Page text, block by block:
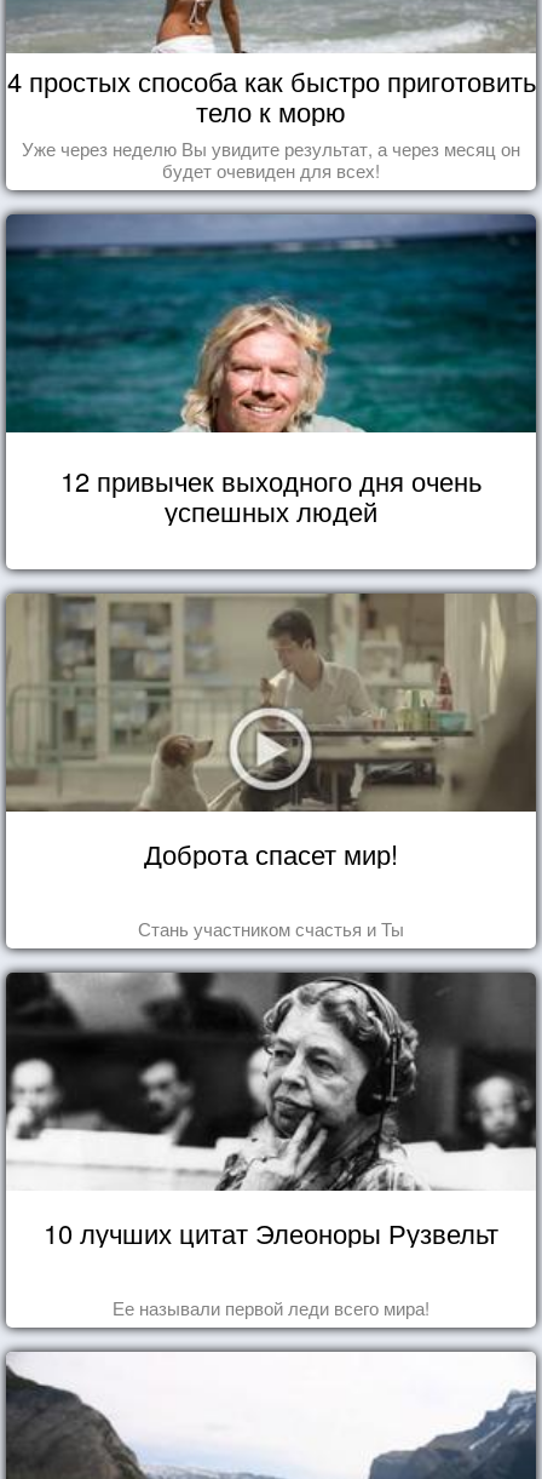
4 простых способа как быстро приготовить
тело к морю
Уже через неделю Вы увидите результат, а через месяц он
будет очевиден для всех!
12 привычек выходного дня очень
успешных людей
Доброта спасет мир!
Стань участником счастья и Ты
10 лучших цитат Элеоноры Рузвельт
Ее называли первой леди всего мира!